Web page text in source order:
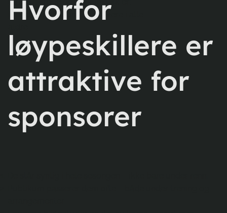
være til stede der folk faktisk er:
foreldre, publikum og utøvere i alle
Hvorfor
løypeskillere er
attraktive for
sponsorer